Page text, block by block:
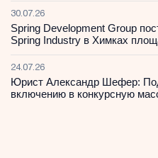
30.07.26
Spring Development Group
Spring Industry в Химках
24.07.26
Юрист Александр Шефер:
включению в конкурсную